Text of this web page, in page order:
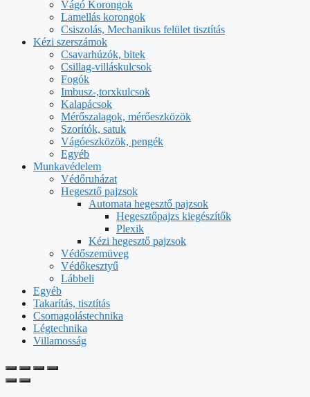
Vágó Korongok
Lamellás korongok
Csiszolás, Mechanikus felület tisztítás
Kézi szerszámok
Csavarhúzók, bitek
Csillag-villáskulcsok
Fogók
Imbusz-,torxkulcsok
Kalapácsok
Mérőszalagok, mérőeszközök
Szorítók, satuk
Vágóeszközök, pengék
Egyéb
Munkavédelem
Védőruházat
Hegesztő pajzsok
Automata hegesztő pajzsok
Hegesztőpajzs kiegészítők
Plexik
Kézi hegesztő pajzsok
Védőszemüveg
Védőkesztyű
Lábbeli
Egyéb
Takarítás, tisztítás
Csomagolástechnika
Légtechnika
Villamosság